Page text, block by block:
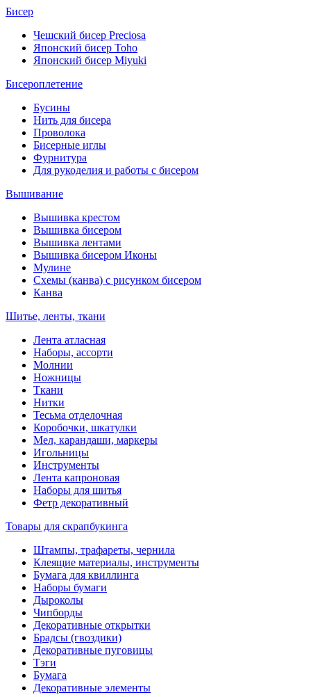
Бисер
Чешский бисер Preciosa
Японский бисер Toho
Японский бисер Miyuki
Бисероплетение
Бусины
Нить для бисера
Проволока
Бисерные иглы
Фурнитура
Для рукоделия и работы с бисером
Вышивание
Вышивка крестом
Вышивка бисером
Вышивка лентами
Вышивка бисером Иконы
Мулине
Схемы (канва) с рисунком бисером
Канва
Шитье, ленты, ткани
Лента атласная
Наборы, ассорти
Молнии
Ножницы
Ткани
Нитки
Тесьма отделочная
Коробочки, шкатулки
Мел, карандаши, маркеры
Игольницы
Инструменты
Лента капроновая
Наборы для шитья
Фетр декоративный
Товары для скрапбукинга
Штампы, трафареты, чернила
Клеящие материалы, инструменты
Бумага для квиллинга
Наборы бумаги
Дыроколы
Чипборды
Декоративные открытки
Брадсы (гвоздики)
Декоративные пуговицы
Тэги
Бумага
Декоративные элементы